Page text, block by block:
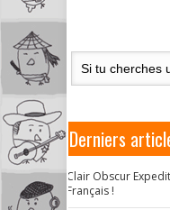
Derniers
Clair Obscur
Français !